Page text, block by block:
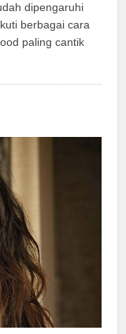
dipengaruhi
berbagai cara
paling cantik